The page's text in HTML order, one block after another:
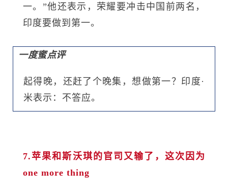
一。”他还表示，荣耀要冲击中国前两名，
印度要做到第一。
一度蜜点评
起得晚，还赶了个晚集，想做第一？印度·
米表示：不答应。
7.苹果和斯沃琪的官司又输了，这次因为
one more thing